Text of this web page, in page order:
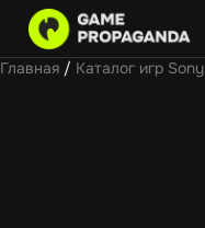
Главная / Каталог игр Sony